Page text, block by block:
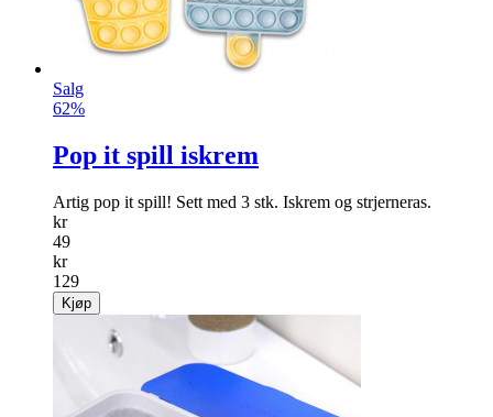
Salg
62%
Pop it spill iskrem
Artig pop it spill! Sett med 3 stk. Iskrem og strjerneras.
kr
49
kr
129
Kjøp